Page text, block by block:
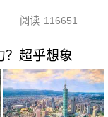
阅读 116651
？超乎想象